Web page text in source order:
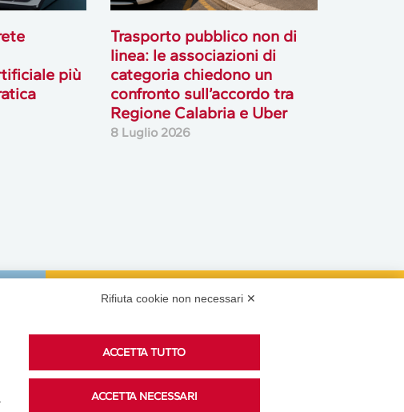
più
Trasporto pubblico non di
linea: le associazioni di
categoria chiedono un
confronto sull’accordo tra
Regione Calabria e Uber
8 Luglio 2026
Ascolta i podcast di approfondimento di Legacoop
Rifiuta cookie non necessari ✕
ACCETTA TUTTO
ACCETTA NECESSARI